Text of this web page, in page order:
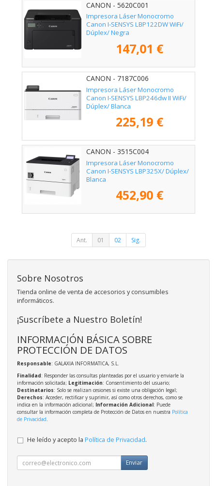
CANON - 5620C001
Impresora Láser Monocromo
Canon I-SENSYS LBP122DW WiFi/
Dúplex/ Negra
147,01 €
CANON - 7187C006
Impresora Láser Monocromo
Canon I-SENSYS LBP246dw II WiFi/
Dúplex/ Blanca
225,19 €
CANON - 3515C004
Impresora Láser Monocromo
Canon I-SENSYS LBP325X/ Dúplex/
Blanca
452,90 €
Ant. 01 02 Sig.
Sobre Nosotros
Tienda online de venta de accesorios y consumibles
informáticos.
¡Suscríbete a Nuestro Boletín!
INFORMACIÓN BÁSICA SOBRE
PROTECCIÓN DE DATOS
Responsable: GALAXIA INFORMATICA, S.L.
Finalidad: Responder las consultas planteadas por el usuario y enviarle la
información solicitada; Legitimación: Consentimiento del usuario;
Destinatarios: Solo se realizan cesiones si existe una obligación legal;
Derechos: Acceder, rectificar y suprimir, así como otros derechos, como se
indica en la información adicional; Información Adicional: Puede
consultar la información completa de Protección de Datos en nuestra Política
de Privacidad.
He leído y acepto la Política de Privacidad.
Enviar